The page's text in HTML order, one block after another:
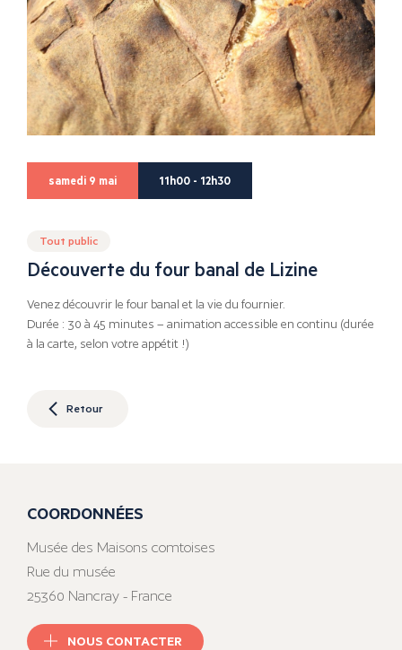
samedi 9 mai 11h00 - 12h30
Tout public
Découverte du four banal de Lizine
Venez découvrir le four banal et la vie du fournier.
Durée : 30 à 45 minutes – animation accessible en continu (durée
à la carte, selon votre appétit !)
Retour
COORDONNÉES
Musée des Maisons comtoises
Rue du musée
25360 Nancray - France
NOUS CONTACTER